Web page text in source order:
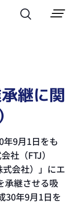
継に関
年9月1日をも
社（FTJ）
式会社）」にエ
承継させる吸
30年9月1日を